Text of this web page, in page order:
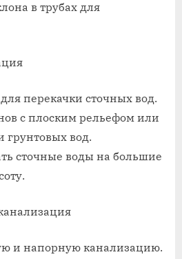
в трубах для
перекачки сточных вод.
с плоским рельефом или
вод.
сточные воды на большие
и напорную канализацию.